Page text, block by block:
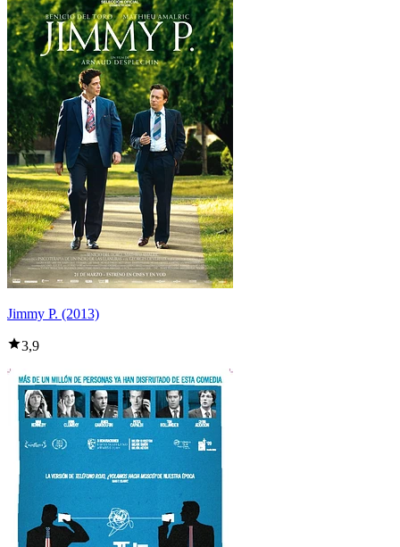
Jimmy P. (2013)
3,9